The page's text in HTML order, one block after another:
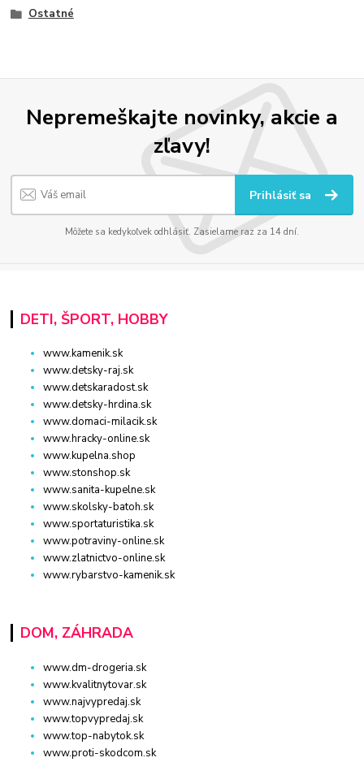
Ostatné
Nepremeškajte novinky, akcie a
zľavy!
Prihlásiť sa
Môžete sa kedykoľvek odhlásiť. Zasielame raz za 14 dní.
DETI, ŠPORT, HOBBY
www.kamenik.sk
www.detsky-raj.sk
www.detskaradost.sk
www.detsky-hrdina.sk
www.domaci-milacik.sk
www.hracky-online.sk
www.kupelna.shop
www.stonshop.sk
www.sanita-kupelne.sk
www.skolsky-batoh.sk
www.sportaturistika.sk
www.potraviny-online.sk
www.zlatnictvo-online.sk
www.rybarstvo-kamenik.sk
DOM, ZÁHRADA
www.dm-drogeria.sk
www.kvalitnytovar.sk
www.najvypredaj.sk
www.topvypredaj.sk
www.top-nabytok.sk
www.proti-skodcom.sk